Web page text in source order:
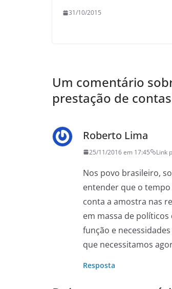
31/10/2015
Um comentário
prestação de
Roberto Lima
25/11/2016 em 17:45 Link
Nos povo brasileiro,
entender que o
conta a amostra nas
em massa de
função e
que necessitamos
Resposta